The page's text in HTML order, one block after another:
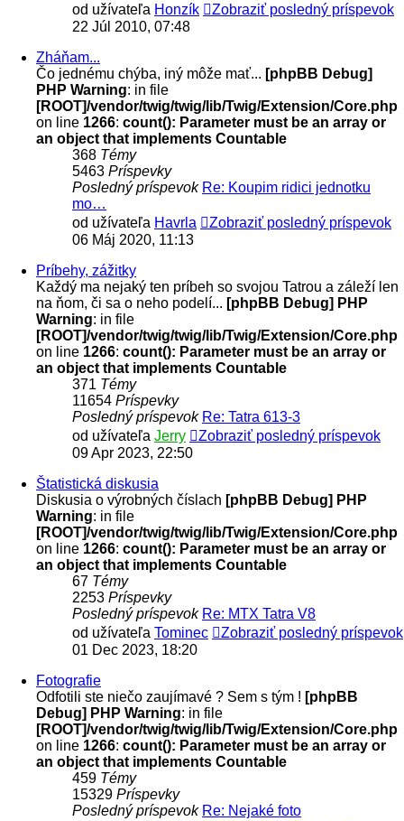
od užívateľa Honzík
Zobraziť posledný príspevok
22 Júl 2010, 07:48
Zháňam...
Čo jednému chýba, iný môže mať... [phpBB Debug]
PHP Warning: in file
[ROOT]/vendor/twig/twig/lib/Twig/Extension/Core.php
on line 1266: count(): Parameter must be an array or
an object that implements Countable
368 Témy
5463 Príspevky
Posledný príspevok Re: Koupim ridici jednotku
mo…
od užívateľa Havrla
Zobraziť posledný príspevok
06 Máj 2020, 11:13
Príbehy, zážitky
Každý ma nejaký ten príbeh so svojou Tatrou a záleží len
na ňom, či sa o neho podelí... [phpBB Debug] PHP
Warning: in file
[ROOT]/vendor/twig/twig/lib/Twig/Extension/Core.php
on line 1266: count(): Parameter must be an array or
an object that implements Countable
371 Témy
11654 Príspevky
Posledný príspevok Re: Tatra 613-3
od užívateľa Jerry
Zobraziť posledný príspevok
09 Apr 2023, 22:50
Štatistická diskusia
Diskusia o výrobných číslach [phpBB Debug] PHP
Warning: in file
[ROOT]/vendor/twig/twig/lib/Twig/Extension/Core.php
on line 1266: count(): Parameter must be an array or
an object that implements Countable
67 Témy
2253 Príspevky
Posledný príspevok Re: MTX Tatra V8
od užívateľa Tominec
Zobraziť posledný príspevok
01 Dec 2023, 18:20
Fotografie
Odfotili ste niečo zaujímavé ? Sem s tým ! [phpBB
Debug] PHP Warning: in file
[ROOT]/vendor/twig/twig/lib/Twig/Extension/Core.php
on line 1266: count(): Parameter must be an array or
an object that implements Countable
459 Témy
15329 Príspevky
Posledný príspevok Re: Nejaké foto